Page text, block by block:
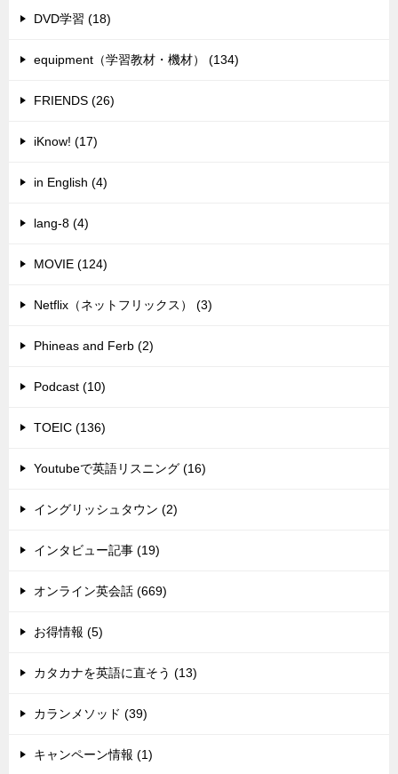
DVD学習 (18)
equipment（学習教材・機材） (134)
FRIENDS (26)
iKnow! (17)
in English (4)
lang-8 (4)
MOVIE (124)
Netflix（ネットフリックス） (3)
Phineas and Ferb (2)
Podcast (10)
TOEIC (136)
Youtubeで英語リスニング (16)
イングリッシュタウン (2)
インタビュー記事 (19)
オンライン英会話 (669)
お得情報 (5)
カタカナを英語に直そう (13)
カランメソッド (39)
キャンペーン情報 (1)